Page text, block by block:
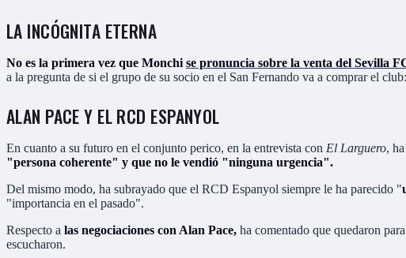
LA INCÓGNITA ETERNA
No es la primera vez que Monchi se pronuncia sobre la venta del Sevilla
a la pregunta de si el grupo de su socio en el San Fernando va a comprar el
ALAN PACE Y EL RCD ESPANYOL
En cuanto a su futuro en el conjunto perico, en la entrevista con El Larguero,
"persona coherente" y que no le vendió "ninguna urgencia".
Del mismo modo, ha subrayado que el RCD Espanyol siempre le ha parecido "
"importancia en el pasado".
Respecto a las negociaciones con Alan Pace, ha comentado que quedaron
escucharon.